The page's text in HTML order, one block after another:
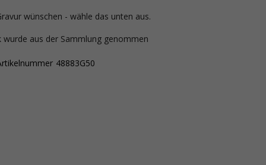
wünschen - wähle das unten aus.
wurde aus der Sammlung genommen
48883G50